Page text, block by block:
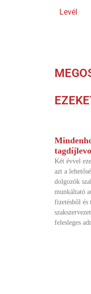
Levél
Két évvel
azt a
dolgozók
munkáltató
fizetésből és
felesleges